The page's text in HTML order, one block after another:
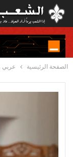
الصفحة الرئيسية عربي